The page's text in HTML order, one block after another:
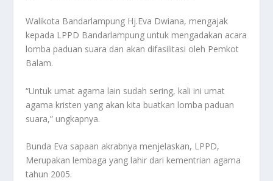
Walikota Bandarlampung Hj.Eva Dwiana, mengajak
kepada LPPD Bandarlampung untuk mengadakan acara
lomba paduan suara dan akan difasilitasi oleh Pemkot
Balam.
“Untuk umat agama lain sudah sering, kali ini umat
agama kristen yang akan kita buatkan lomba paduan
suara,” ungkapnya.
Bunda Eva sapaan akrabnya menjelaskan, LPPD,
Merupakan lembaga yang lahir dari kementrian agama
tahun 2005.